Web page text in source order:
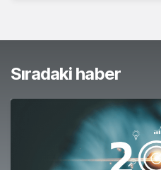
Sıradaki haber